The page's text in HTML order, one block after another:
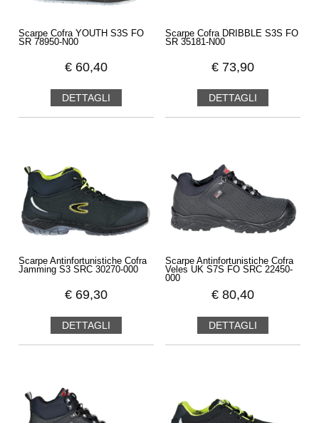
Scarpe Cofra YOUTH S3S FO
SR 78950-N00
€ 60,40
DETTAGLI
Scarpe Cofra DRIBBLE S3S FO
SR 35181-N00
€ 73,90
DETTAGLI
Scarpe Antinfortunistiche Cofra
Jamming S3 SRC 30270-000
€ 69,30
DETTAGLI
Scarpe Antinfortunistiche Cofra
Veles UK S7S FO SRC 22450-
000
€ 80,40
DETTAGLI